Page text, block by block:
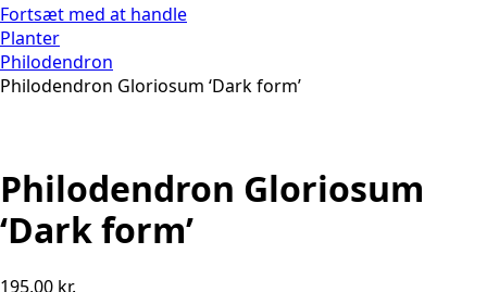
Fortsæt med at handle
Planter
Philodendron
Philodendron Gloriosum ‘Dark form’
Philodendron Gloriosum
‘Dark form’
195,00 kr.